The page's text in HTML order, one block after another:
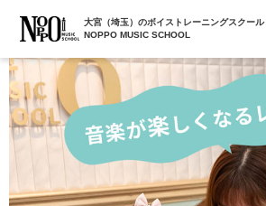
大宮（埼玉）のボイストレーニングスクール
NOPPO MUSIC SCHOOL